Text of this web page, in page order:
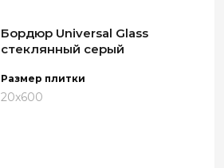
Бордюр Universal Glass
стеклянный серый
Размер плитки
20x600